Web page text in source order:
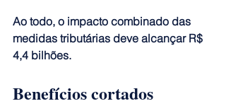
Ao todo, o impacto combinado das
medidas tributárias deve alcançar R$
4,4 bilhões.
Benefícios cortados